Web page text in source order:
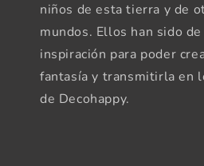
niños de esta tierra y de
mundos. Ellos han sido de
inspiración para poder
fantasía y transmitirla en
de Decohappy.